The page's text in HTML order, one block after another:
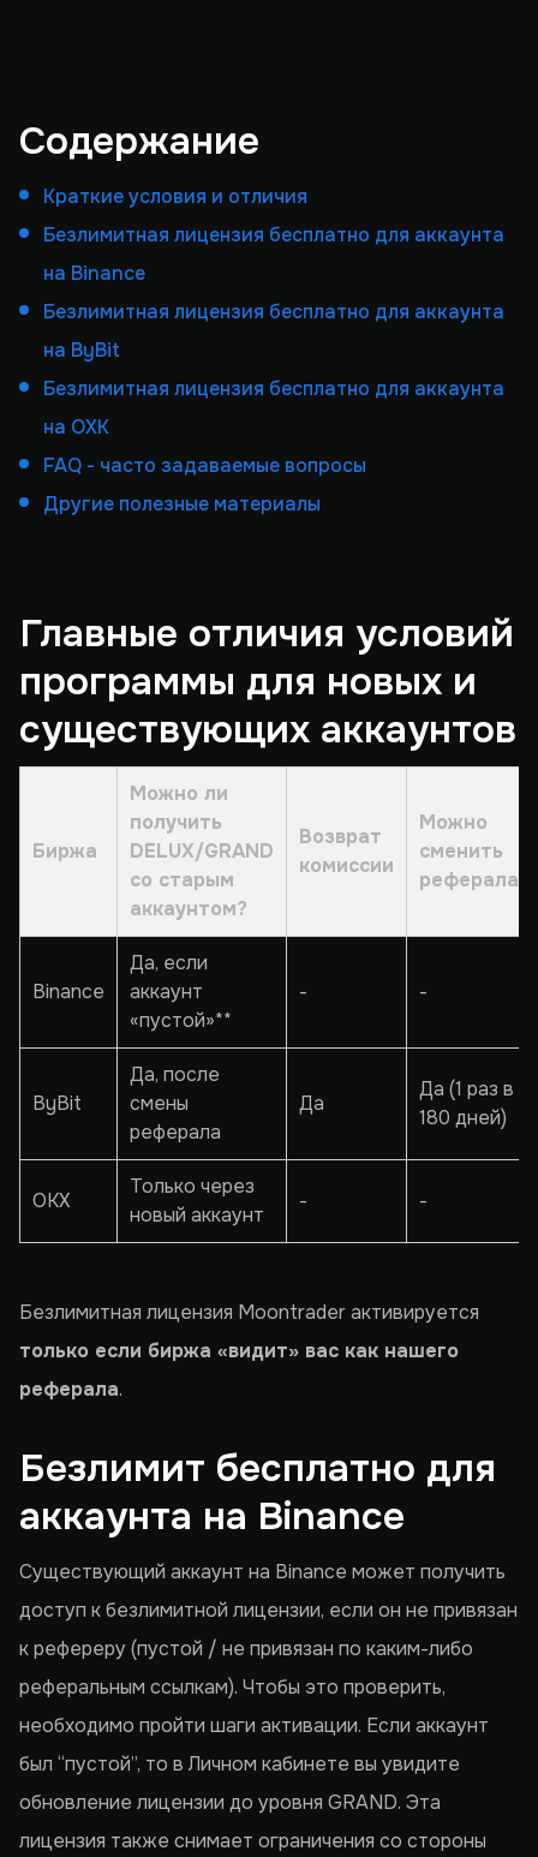
Содержание
Краткие условия и отличия
Безлимитная лицензия бесплатно для аккаунта
на Binance
Безлимитная лицензия бесплатно для аккаунта
на ByBit
Безлимитная лицензия бесплатно для аккаунта
на OXK
FAQ - часто задаваемые вопросы
Другие полезные материалы
Главные отличия условий
программы для новых и
существующих аккаунтов
Биржа
Можно ли
получить
DELUX/GRAND
со старым
аккаунтом?
Возврат
комиссии
Можно
сменить
реферала?
Binance
Да, если
аккаунт
«пустой»**
- -
ByBit
Да, после
смены
реферала
Да
Да (1 раз в
180 дней)
OKX
Только через
новый аккаунт
- -
Безлимитная лицензия Moontrader активируется
только если биржа «видит» вас как нашего
реферала.
Безлимит бесплатно для
аккаунта на Binance
Существующий аккаунт на Binance может получить
доступ к безлимитной лицензии, если он не привязан
к рефереру (пустой / не привязан по каким-либо
реферальным ссылкам). Чтобы это проверить,
необходимо пройти шаги активации. Если аккаунт
был “пустой”, то в Личном кабинете вы увидите
обновление лицензии до уровня GRAND. Эта
лицензия также снимает ограничения со стороны